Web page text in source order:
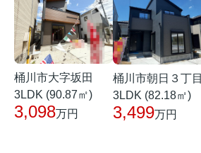
桶川市大字坂田
3LDK (90.87㎡)
3,098万円
桶川市朝日３丁目
3LDK (82.18㎡)
3,499万円